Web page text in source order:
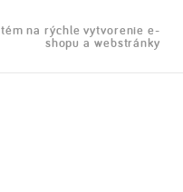
na rýchle vytvorenie e-
shopu a webstránky